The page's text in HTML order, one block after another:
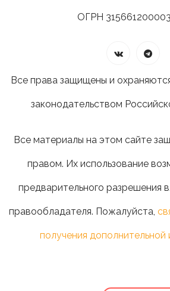
ОГРН
Все права защищены и
законодательством
Все материалы на этом сайте
правом. Их использование
предварительного разрешения
правообладателя. Пожалуйста,
получения